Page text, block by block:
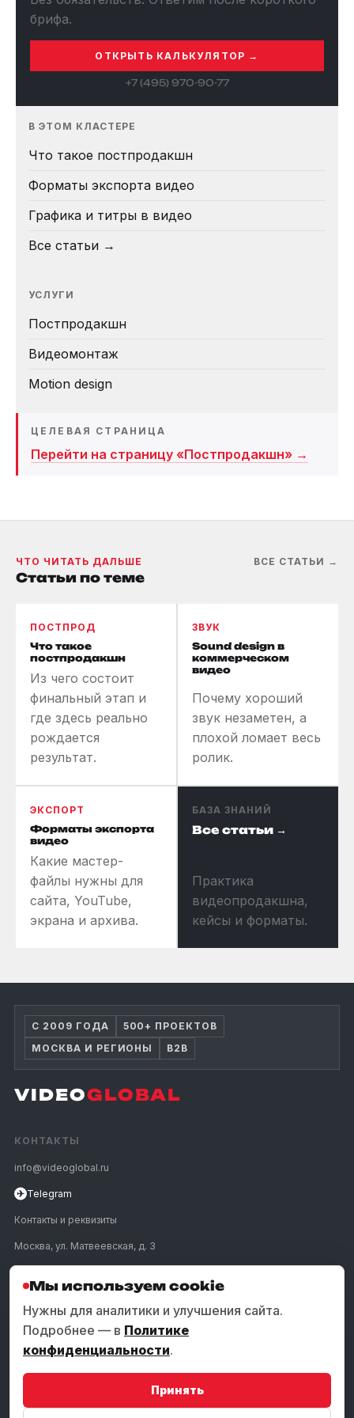
брифа.
ОТКРЫТЬ КАЛЬКУЛЯТОР →
+7 (495) 970-90-77
В ЭТОМ КЛАСТЕРЕ
Что такое постпродакшн
Форматы экспорта видео
Графика и титры в видео
Все статьи →
УСЛУГИ
Постпродакшн
Видеомонтаж
Motion design
ЦЕЛЕВАЯ СТРАНИЦА
Перейти на страницу «Постпродакшн» →
ЧТО ЧИТАТЬ ДАЛЬШЕ
Статьи по теме
ВСЕ СТАТЬИ →
ПОСТПРОД
Что такое
постпродакшн
Из чего состоит
финальный этап и
где здесь реально
рождается
результат.
ЗВУК
Sound design в
коммерческом
видео
Почему хороший
звук незаметен, а
плохой ломает весь
ролик.
ЭКСПОРТ
Форматы экспорта
видео
Какие мастер-
файлы нужны для
сайта, YouTube,
экрана и архива.
БАЗА ЗНАНИЙ
Все статьи →
Практика
видеопродакшна,
кейсы и форматы.
С 2009 ГОДА
500+ ПРОЕКТОВ
МОСКВА И РЕГИОНЫ
B2B
VIDEOGLOBAL
УСЛУГИ
КОНТАКТЫ
info@videoglobal.ru
✈ Telegram
Контакты и реквизиты
Москва, ул. Матвеевская, д. 3
ПОЗВОНИТЬ
Мы используем cookie
Нужны для аналитики и улучшения сайта.
Подробнее — в Политике
конфиденциальности.
Принять